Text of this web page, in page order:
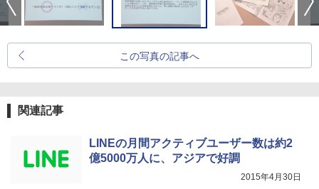
この写真の記事へ
関連記事
LINEの月間アクティブユーザー数は約2
億5000万人に、アジアで好調
2015年4月30日